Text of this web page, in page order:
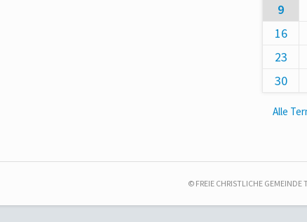
9
16
23
30
Alle
© FREIE CHRISTLICHE GEMEINDE